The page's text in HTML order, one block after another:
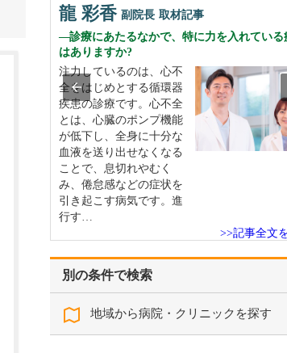
別の条件で検索
地域から病院・クリニックを探す
龍 彩香 副院長 取材記事
診療にあたるなかで、特に力を入れている
はありますか?
注力しているのは、心不
全をはじめとする循環器
疾患の診療です。心不全
とは、心臓のポンプ機能
が低下し、全身に十分な
血液を送り出せなくなる
ことで、息切れやむく
み、倦怠感などの症状を
引き起こす病気です。進
行す…
>>記事全文